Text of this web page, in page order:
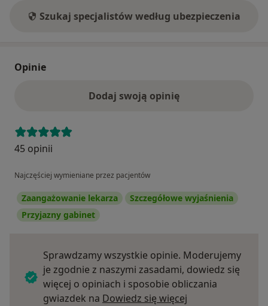
Szukaj specjalistów według ubezpieczenia
Opinie
Dodaj swoją opinię
45 opinii
Najczęściej wymieniane przez pacjentów
Zaangażowanie lekarza
Szczegółowe wyjaśnienia
Przyjazny gabinet
Sprawdzamy wszystkie opinie. Moderujemy
je zgodnie z naszymi zasadami, dowiedz się
więcej o opiniach i sposobie obliczania
gwiazdek na Dowiedz się więcej